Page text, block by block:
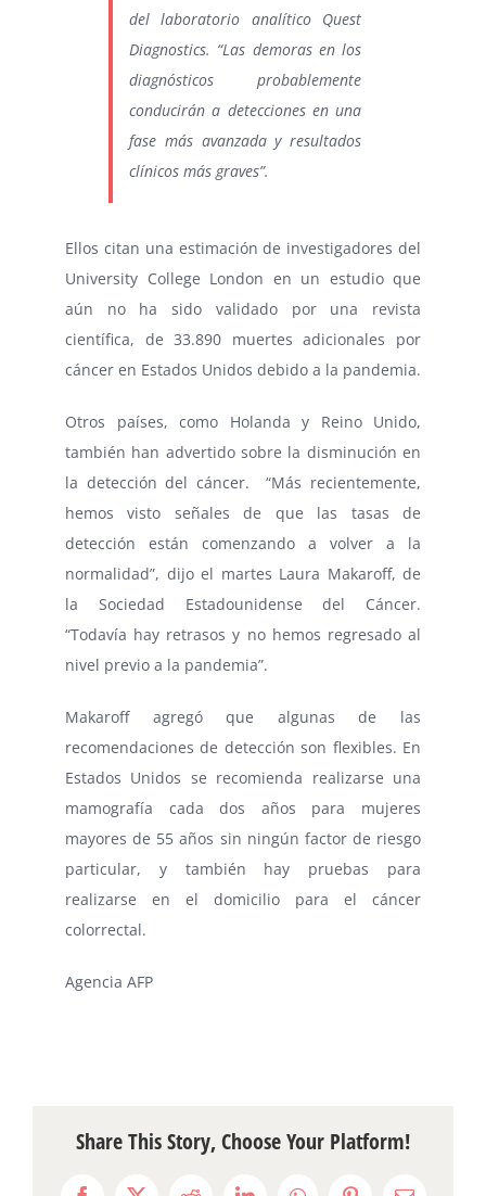
del laboratorio analítico Quest
Diagnostics. “Las demoras en los
diagnósticos probablemente
conducirán a detecciones en una
fase más avanzada y resultados
clínicos más graves”.
Ellos citan una estimación de investigadores del
University College London en un estudio que
aún no ha sido validado por una revista
científica, de 33.890 muertes adicionales por
cáncer en Estados Unidos debido a la pandemia.
Otros países, como Holanda y Reino Unido,
también han advertido sobre la disminución en
la detección del cáncer. “Más recientemente,
hemos visto señales de que las tasas de
detección están comenzando a volver a la
normalidad”, dijo el martes Laura Makaroff, de
la Sociedad Estadounidense del Cáncer.
“Todavía hay retrasos y no hemos regresado al
nivel previo a la pandemia”.
Makaroff agregó que algunas de las
recomendaciones de detección son flexibles. En
Estados Unidos se recomienda realizarse una
mamografía cada dos años para mujeres
mayores de 55 años sin ningún factor de riesgo
particular, y también hay pruebas para
realizarse en el domicilio para el cáncer
colorrectal.
Agencia AFP
Share This Story, Choose Your Platform!